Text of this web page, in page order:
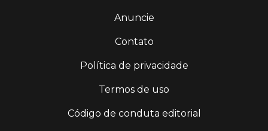
Anuncie
Contato
Política de privacidade
Termos de uso
Código de conduta editorial